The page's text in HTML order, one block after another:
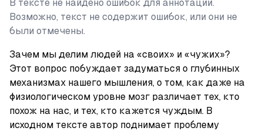
В тексте не найдено ошибок для аннотации.
Возможно, текст не содержит ошибок, или они не
были отмечены.
Зачем мы делим людей на «своих» и «чужих»?
Этот вопрос побуждает задуматься о глубинных
механизмах нашего мышления, о том, как даже на
физиологическом уровне мозг различает тех, кто
похож на нас, и тех, кто кажется чуждым. В
исходном тексте автор поднимает проблему